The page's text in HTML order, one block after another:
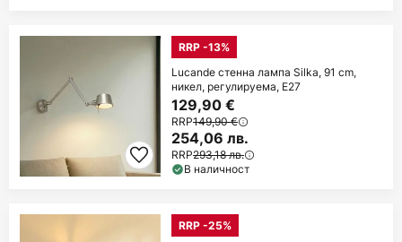
RRP -13%
Lucande стенна лампа Silka, 91 cm,
никел, регулируема, E27
129,90 €
RRP149,90 €
254,06 лв.
RRP293,18 лв.
В наличност
RRP -25%